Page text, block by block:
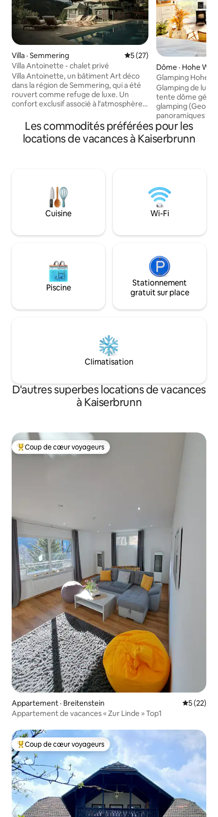
Villa · Semmering Note moyenne de 5 sur 5,
5 (27)
Villa Antoinette - chalet privé
Villa Antoinette, un bâtiment Art déco
dans la région de Semmering, qui a été
rouvert comme refuge de luxe. Un
confort exclusif associé à l'atmosphère
siècle - c'est ce à quoi les voyageurs
peuvent s'attendre à la Villa Antoinette.
En plus des chambres et des espaces de
réserver des services supplémentaires,
tels que le bain à remous (75 par nuit), le
cinéma (50) ou des outils de séminaire
Dôme · Hohe
Glamping Hohe
avec fenêtre en
Glamping de luxe
tente dôme
glamping (Geo-
panoramiques et
nature,
sensation de tente bulle.
*Jacuzzi * Oasis
réfrigérateur,
gaz extérieur *
et toilettes
une aventure
Les commodités préférées pour les
locations de vacances à Kaiserbrunn
Cuisine Wi-Fi
Piscine
Stationnement
gratuit sur place
Climatisation
D'autres superbes locations de vacances
à Kaiserbrunn
Coup de cœur voyageurs parmi les plus aimés
Coup de cœur voyageurs
Appartement · Breitenstein Note
5 (22)
Appartement de vacances « Zur Linde » Top1
Coup de cœur voyageurs parmi les plus aimés
Coup de cœur voyageurs